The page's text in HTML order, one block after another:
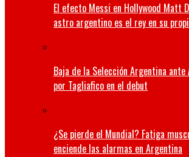
El efecto Messi en Hollywood Matt
astro argentino es el rey en su
Baja de la Selección Argentina
por Tagliafico en el debut
¿Se pierde el Mundial? Fatiga
enciende las alarmas en Argentina